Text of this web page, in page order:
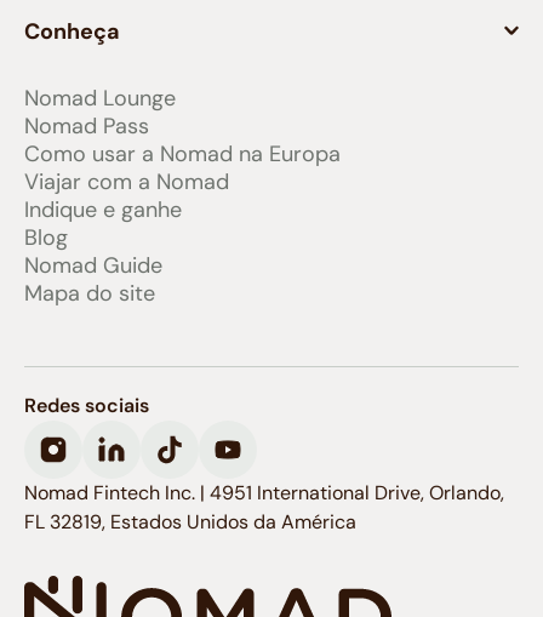
Conheça
Nomad Lounge
Nomad Pass
Como usar a Nomad na Europa
Viajar com a Nomad
Indique e ganhe
Blog
Nomad Guide
Mapa do site
Redes sociais
Nomad Fintech Inc. | 4951 International Drive, Orlando,
FL 32819, Estados Unidos da América